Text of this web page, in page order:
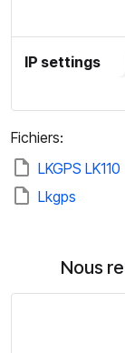
IP settings
Fichiers:
LKGPS LK110
Lkgps
Nous